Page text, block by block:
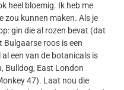
heel bloemig. Ik heb me
zou kunnen maken. Als je
gin die al rozen bevat (dat
Bulgaarse roos is een
een van de botanicals is
Bulldog, East London
47). Laat nou die